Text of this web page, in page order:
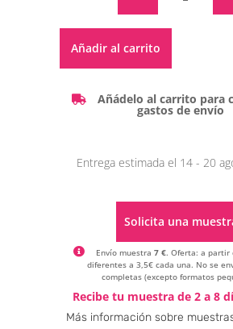
Añadir al carrito
Añádelo al carrito para
gastos de envío
Entrega estimada el 14 - 20
Solicita una
Envío muestra 7 €. Oferta: a partir
diferentes a 3,5€ cada una. No se
completas (excepto formatos
Recibe tu muestra de 2 a 8
Más información sobre